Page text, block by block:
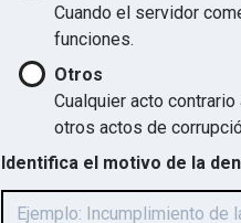
Cuando el servidor
funciones.
Otros
Cualquier acto
otros actos de
Identifica el motivo de la